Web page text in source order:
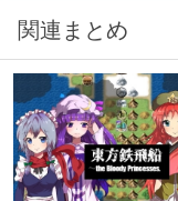
関連まとめ